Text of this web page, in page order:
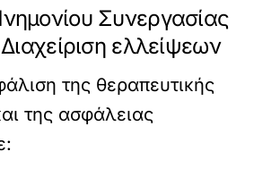
Συνεργασίας
ελλείψεων
της θεραπευτικής
της ασφάλειας